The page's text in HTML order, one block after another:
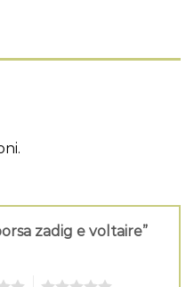
zadig e voltaire”